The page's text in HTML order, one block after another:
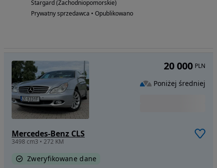
Stargard (Zachodniopomorskie)
Prywatny sprzedawca • Opublikowano
Mercedes-Benz CLS
3498 cm3 • 272 KM
Zweryfikowane dane
20 000 PLN
Poniżej średniej